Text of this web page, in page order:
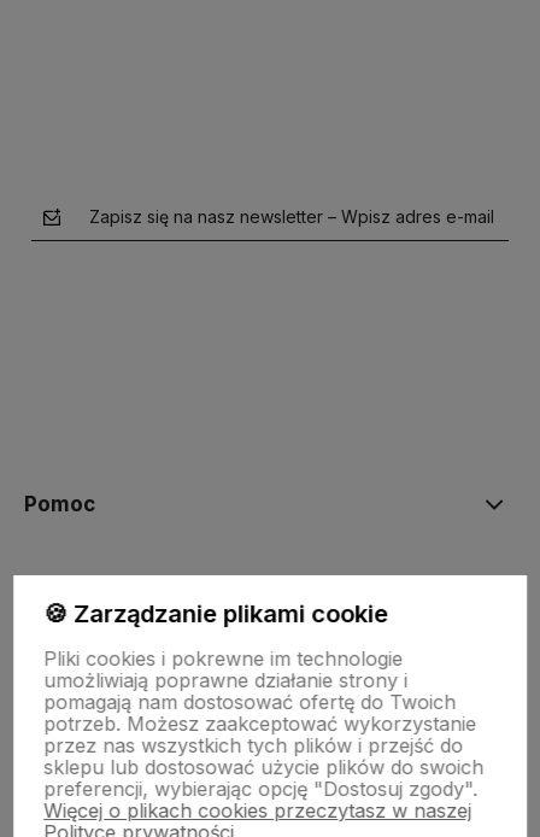
Zapisz się na nasz newsletter – Wpisz adres e-mail
Pomoc
Płatności i dostawa
Informacje
O nas
🍪 Zarządzanie plikami cookie
Pliki cookies i pokrewne im technologie
umożliwiają poprawne działanie strony i
pomagają nam dostosować ofertę do Twoich
potrzeb. Możesz zaakceptować wykorzystanie
przez nas wszystkich tych plików i przejść do
sklepu lub dostosować użycie plików do swoich
preferencji, wybierając opcję "Dostosuj zgody".
Więcej o plikach cookies przeczytasz w naszej
Polityce prywatności.